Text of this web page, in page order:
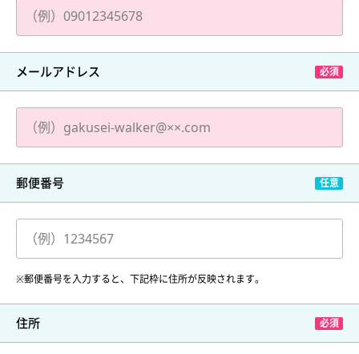
メールアドレス
郵便番号
※郵便番号を入力すると、下記枠に住所が反映されます。
住所